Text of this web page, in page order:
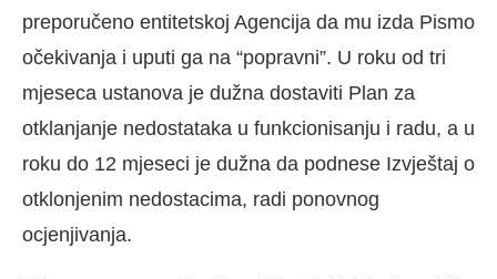
preporučeno entitetskoj Agencija da mu izda Pismo
očekivanja i uputi ga na “popravni”. U roku od tri
mjeseca ustanova je dužna dostaviti Plan za
otklanjanje nedostataka u funkcionisanju i radu, a u
roku do 12 mjeseci je dužna da podnese Izvještaj o
otklonjenim nedostacima, radi ponovnog
ocjenjivanja.